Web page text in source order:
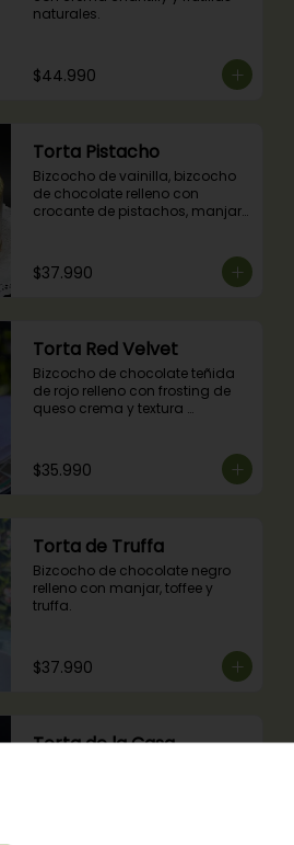
naturales.
$44.990
Torta Pistacho
Bizcocho de vainilla, bizcocho
de chocolate relleno con
crocante de pistachos, manjar,
$37.990
Torta Red Velvet
Bizcocho de chocolate teñida
de rojo relleno con frosting de
queso crema y textura
$35.990
Torta de Truffa
Bizcocho de chocolate negro
relleno con manjar, toffee y
truffa.
$37.990
Torta de la Casa